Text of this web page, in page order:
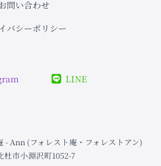
問い合わせ
バシーポリシー
LINE
Ann (フォレスト庵・フォレストアン)
杜市小淵沢町1052-7